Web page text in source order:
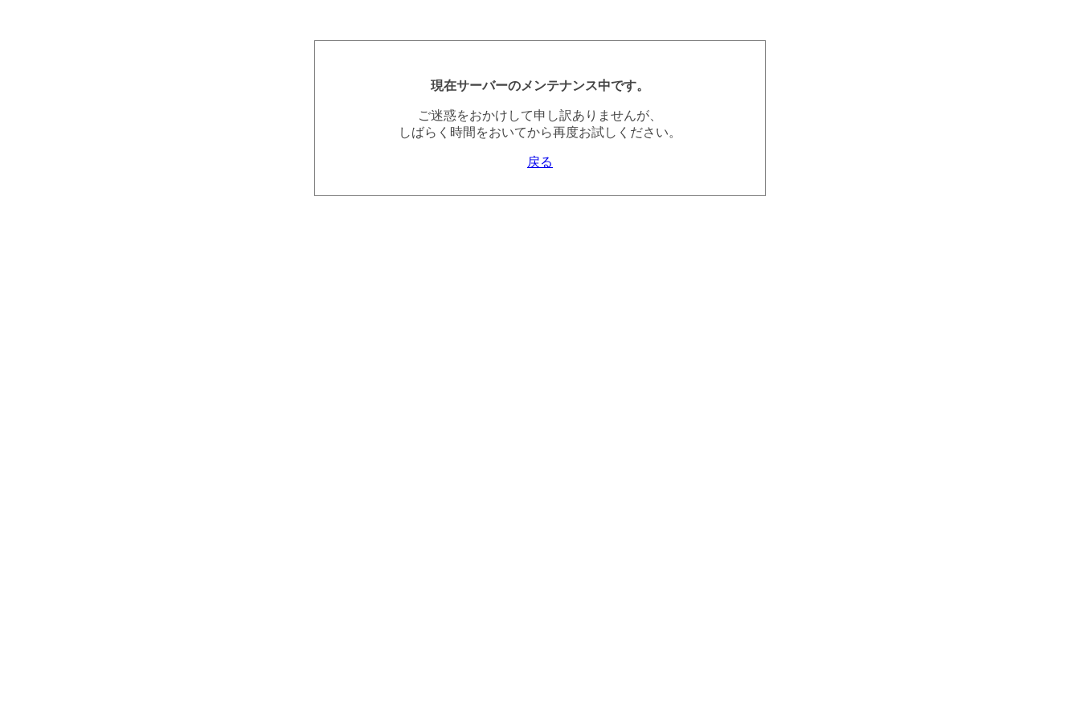
現在サーバーのメンテナンス中です。
ご迷惑をおかけして申し訳ありませんが、
しばらく時間をおいてから再度お試しください。
戻る